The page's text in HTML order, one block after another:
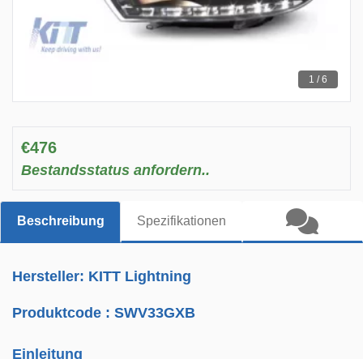
1 / 6
€476
Bestandsstatus anfordern..
Beschreibung Spezifikationen
Hersteller: KITT Lightning
Produktcode :SWV33GXB
Einleitung